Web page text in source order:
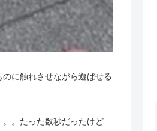
に触れさせながら遊ばせる
。たった数秒だったけど